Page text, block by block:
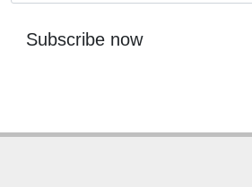
Subscribe now